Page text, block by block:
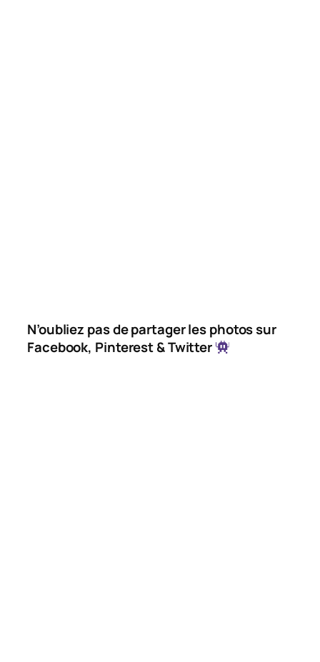
N’oubliez pas de partager les photos sur
Facebook, Pinterest & Twitter